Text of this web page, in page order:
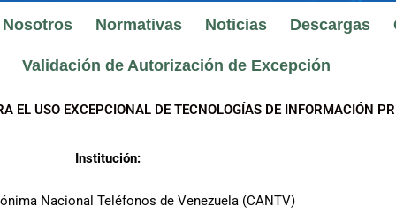
Normativas Noticias Descargas
Validación de Autorización de Excepción
EL USO EXCEPCIONAL DE TECNOLOGÍAS DE INFORMACIÓN
Institución:
Nacional Teléfonos de Venezuela (CANTV)